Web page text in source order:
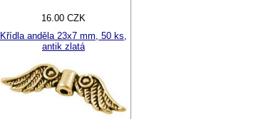
16.00 CZK
Křídla anděla 23x7 mm, 50 ks,
antik zlatá